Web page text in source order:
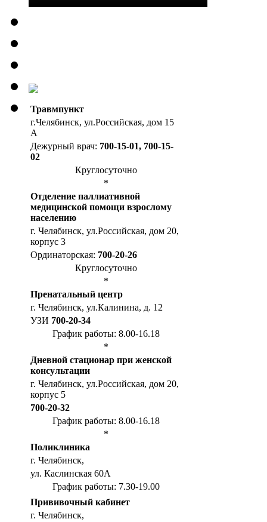
Травмпункт
г.Челябинск, ул.Российская, дом 15
А
Дежурный врач: 700-15-01, 700-15-
02
Круглосуточно
*
Отделение паллиативной
медицинской помощи взрослому
населению
г. Челябинск, ул.Российская, дом 20,
корпус 3
Ординаторская: 700-20-26
Круглосуточно
*
Пренатальный центр
г. Челябинск, ул.Калинина, д. 12
УЗИ 700-20-34
График работы: 8.00-16.18
*
Дневной стационар при женской
консультации
г. Челябинск, ул.Российская, дом 20,
корпус 5
700-20-32
График работы: 8.00-16.18
*
Поликлиника
г. Челябинск,
ул. Каслинская 60А
График работы: 7.30-19.00
Прививочный кабинет
г. Челябинск,